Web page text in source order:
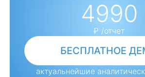
4990
₽ /отчет
БЕСПЛАТНОЕ
актуальнейшие